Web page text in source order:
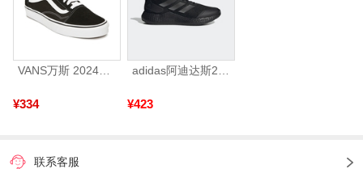
VANS万斯 2024年新款中性OldSkool帆布鞋/硫化鞋VN000D3HY28（延续款）
¥334 ¥423
联系客服